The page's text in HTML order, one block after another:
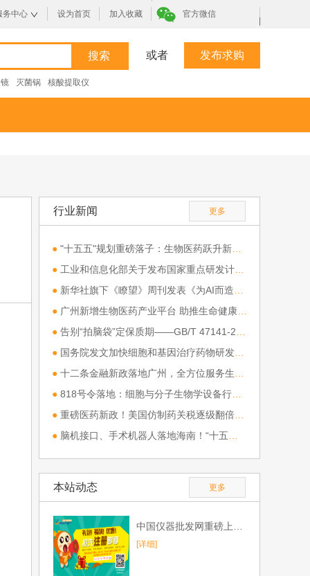
务中心 设为首页 加入收藏 官方微信
灭菌锅 核酸提取仪
或者 发布求购
行业新闻 更多
● "十五五"规划重磅落子：生物医药跃升新兴支柱产业，全链条支持开启行业新纪元
● 工业和信息化部关于发布国家重点研发计划“高端科研仪器研制”重点专项 2026年度（第一批）项目申报指南的通知
● 新华社旗下《瞭望》周刊发表《为AI而造：科研仪器新方向》
● 广州新增生物医药产业平台 助推生命健康产业集聚升级
● 告别“拍脑袋”定保质期——GB/T 47141-2026《食品保质期确定指南》深度解析
● 国务院发文加快细胞和基因治疗药物研发应用，我国生物医药产业迎来顶层战略升级
● 十二条金融新政落地广州，全方位服务生物医药全产业链
● 818号令落地：细胞与分子生物学设备行业迎来“合规驱动”新格局
● 重磅医药新政！美国仿制药关税逐级翻倍，最高 200%
● 脑机接口、手术机器人落地海南！“十五五” 布局全链条智慧医疗
本站动态 更多
[详细]